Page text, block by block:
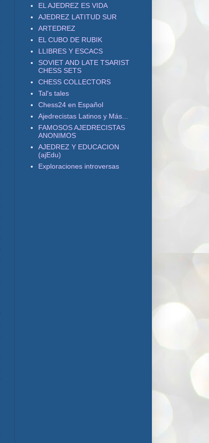
EL AJEDREZ ES VIDA
AJEDREZ LATITUD SUR
ARTEDREZ
EL CUBO DE RUBIK
LLIBRES Y ESCACS
SOVIET AND LATE TSARIST
CHESS SETS
CHESS COLLECTORS
Tal's tales
Chess24 en Español
Ajedrecistas Latinos y Más...
FAMOSOS AJEDRECISTAS
ANONIMOS
AJEDREZ Y EDUCACION
(ajEdu)
Exploraciones introversas